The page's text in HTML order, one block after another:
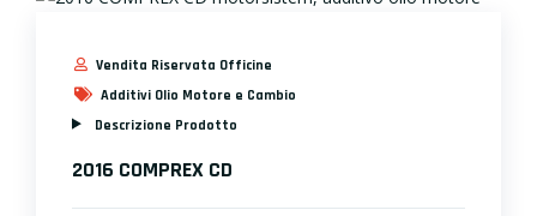
Vendita Riservata Officine
Additivi Olio Motore e Cambio
Descrizione Prodotto
2016 COMPREX CD